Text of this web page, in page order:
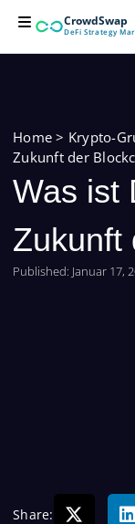
Inhalt
CrowdSwap
DeFi Strategy
Home > Krypto-
Zukunft der
Was ist
Zukunft
Published: Januar 17,
Share: